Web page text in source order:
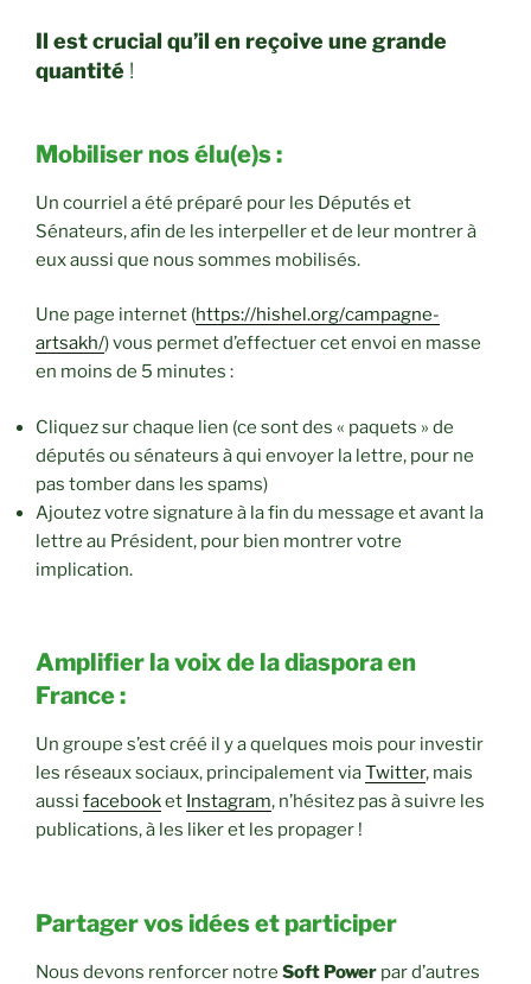
Il est crucial qu’il en reçoive une grande
quantité !
Mobiliser nos élu(e)s :
Un courriel a été préparé pour les Députés et
Sénateurs, afin de les interpeller et de leur montrer à
eux aussi que nous sommes mobilisés.
Une page internet (https://hishel.org/campagne-
artsakh/) vous permet d’effectuer cet envoi en masse
en moins de 5 minutes :
Cliquez sur chaque lien (ce sont des « paquets » de
députés ou sénateurs à qui envoyer la lettre, pour ne
pas tomber dans les spams)
Ajoutez votre signature à la fin du message et avant la
lettre au Président, pour bien montrer votre
implication.
Amplifier la voix de la diaspora en
France :
Un groupe s’est créé il y a quelques mois pour investir
les réseaux sociaux, principalement viaTwitter, mais
aussi facebooket Instagram, n’hésitez pas à suivre les
publications, à les liker et les propager !
Partager vos idées et participer
Nous devons renforcer notre Soft Power par d’autres